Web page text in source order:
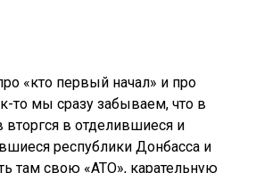
«кто первый начал» и про
то мы сразу забываем, что в
вторгся в отделившиеся и
республики Донбасса и
там свою «АТО», карательную